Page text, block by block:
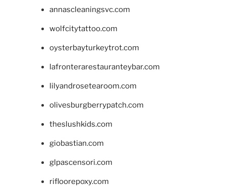
annascleaningsvc.com
wolfcitytattoo.com
oysterbayturkeytrot.com
lafronterarestauranteybar.com
lilyandrosetearoom.com
olivesburgberrypatch.com
theslushkids.com
giobastian.com
glpascensori.com
rifloorepoxy.com